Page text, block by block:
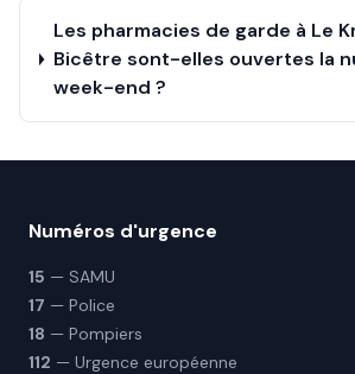
Les pharmacies de garde à Le
Bicêtre sont-elles ouvertes la
week-end ?
Numéros d'urgence
15 — SAMU
17 — Police
18 — Pompiers
112 — Urgence européenne